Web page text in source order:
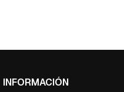
INFORMACIÓN